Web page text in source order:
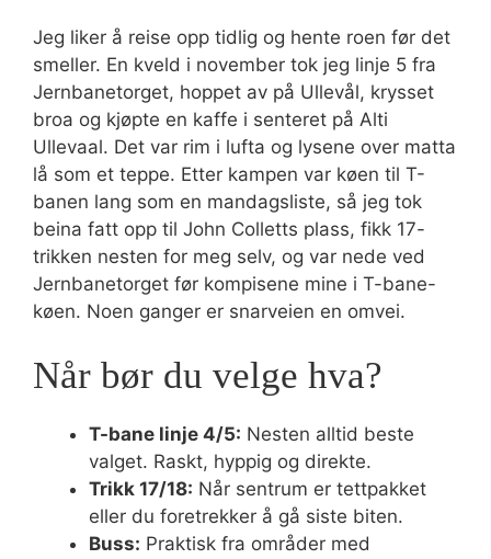
Jeg liker å reise opp tidlig og hente roen før det
smeller. En kveld i november tok jeg linje 5 fra
Jernbanetorget, hoppet av på Ullevål, krysset
broa og kjøpte en kaffe i senteret på Alti
Ullevaal. Det var rim i lufta og lysene over matta
lå som et teppe. Etter kampen var køen til T-
banen lang som en mandagsliste, så jeg tok
beina fatt opp til John Colletts plass, fikk 17-
trikken nesten for meg selv, og var nede ved
Jernbanetorget før kompisene mine i T-bane-
køen. Noen ganger er snarveien en omvei.
Når bør du velge hva?
T-bane linje 4/5: Nesten alltid beste
valget. Raskt, hyppig og direkte.
Trikk 17/18: Når sentrum er tettpakket
eller du foretrekker å gå siste biten.
Buss: Praktisk fra områder med